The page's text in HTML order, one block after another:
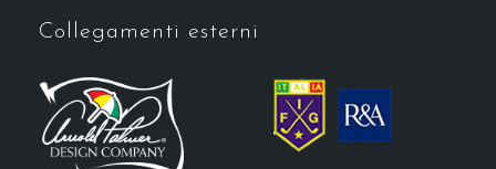
Collegamenti esterni